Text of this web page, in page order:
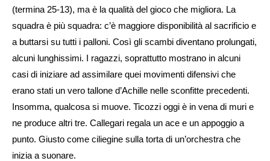
(termina 25-13), ma è la qualità del gioco che migliora. La
squadra è più squadra: c’è maggiore disponibilità al sacrificio e
a buttarsi su tutti i palloni. Così gli scambi diventano prolungati,
alcuni lunghissimi. I ragazzi, soprattutto mostrano in alcuni
casi di iniziare ad assimilare quei movimenti difensivi che
erano stati un vero tallone d’Achille nelle sconfitte precedenti.
Insomma, qualcosa si muove. Ticozzi oggi è in vena di muri e
ne produce altri tre. Callegari regala un ace e un appoggio a
punto. Giusto come ciliegine sulla torta di un’orchestra che
inizia a suonare.